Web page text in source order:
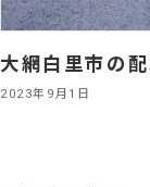
大網白里市の配
2023年9月1日